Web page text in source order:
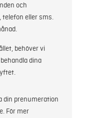
och
telefon eller sms.
behöver vi
dina
din prenumeration
För mer